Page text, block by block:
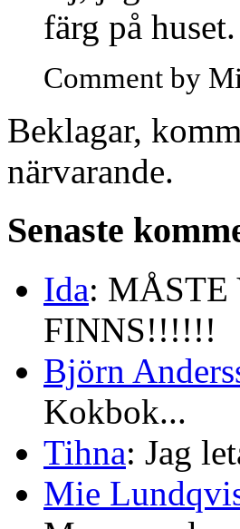
färg på
Comment by
Beklagar,
närvarande.
Senaste
Ida: MÅSTE
FINNS!!!!!!
Björn
Kokbok...
Tihna: Jag
Mie